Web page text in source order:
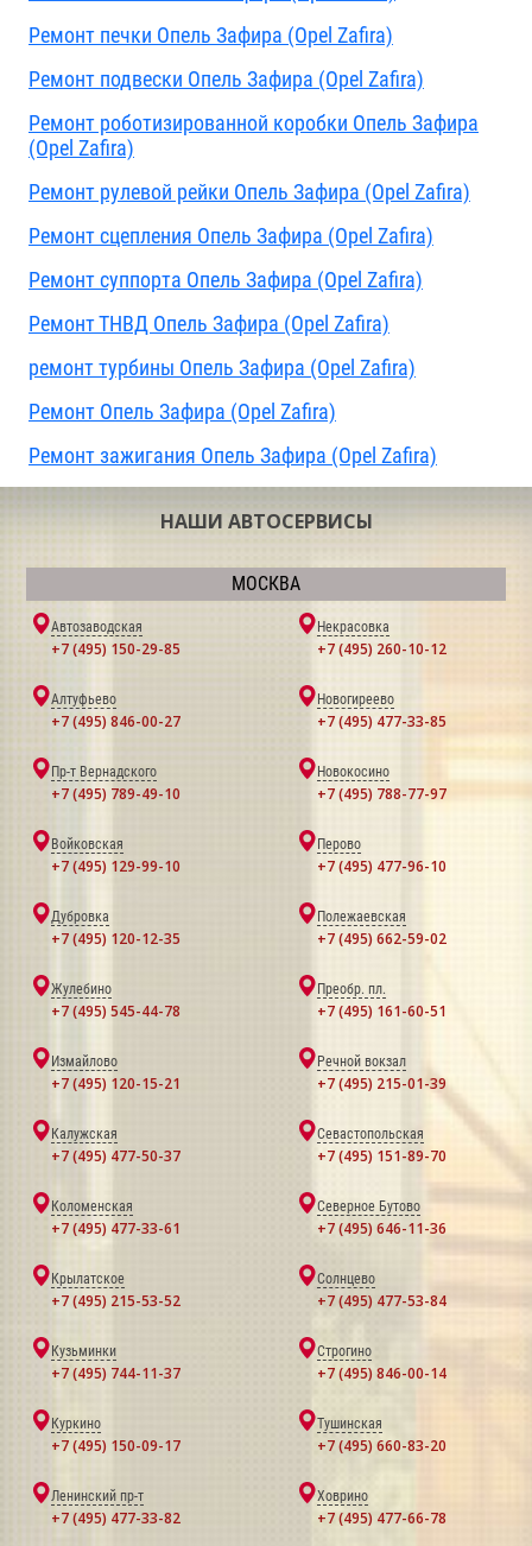
Ремонт печки Опель Зафира (Opel Zafira)
Ремонт подвески Опель Зафира (Opel Zafira)
Ремонт роботизированной коробки Опель Зафира
(Opel Zafira)
Ремонт рулевой рейки Опель Зафира (Opel Zafira)
Ремонт сцепления Опель Зафира (Opel Zafira)
Ремонт суппорта Опель Зафира (Opel Zafira)
Ремонт ТНВД Опель Зафира (Opel Zafira)
ремонт турбины Опель Зафира (Opel Zafira)
Ремонт Опель Зафира (Opel Zafira)
Ремонт зажигания Опель Зафира (Opel Zafira)
НАШИ АВТОСЕРВИСЫ
МОСКВА
Автозаводская
+7 (495) 150-29-85
Некрасовка
+7 (495) 260-10-12
Алтуфьево
+7 (495) 846-00-27
Новогиреево
+7 (495) 477-33-85
Пр-т Вернадского
+7 (495) 789-49-10
Новокосино
+7 (495) 788-77-97
Войковская
+7 (495) 129-99-10
Перово
+7 (495) 477-96-10
Дубровка
+7 (495) 120-12-35
Полежаевская
+7 (495) 662-59-02
Жулебино
+7 (495) 545-44-78
Преобр. пл.
+7 (495) 161-60-51
Измайлово
+7 (495) 120-15-21
Речной вокзал
+7 (495) 215-01-39
Калужская
+7 (495) 477-50-37
Севастопольская
+7 (495) 151-89-70
Коломенская
+7 (495) 477-33-61
Северное Бутово
+7 (495) 646-11-36
Крылатское
+7 (495) 215-53-52
Солнцево
+7 (495) 477-53-84
Кузьминки
+7 (495) 744-11-37
Строгино
+7 (495) 846-00-14
Куркино
+7 (495) 150-09-17
Тушинская
+7 (495) 660-83-20
Ленинский пр-т
+7 (495) 477-33-82
Ховрино
+7 (495) 477-66-78